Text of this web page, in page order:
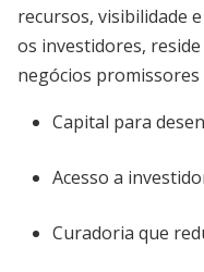
recursos, visibilidade
os investidores,
negócios
Capital para
Acesso a
Curadoria que